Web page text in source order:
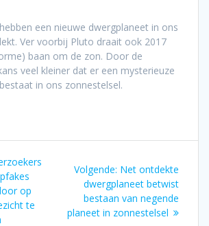
een nieuwe dwergplaneet in ons
Ver voorbij Pluto draait ook 2017
baan om de zon. Door de
veel kleiner dat er een mysterieuze
in ons zonnestelsel.
op
te
Volgende: Volgend
bericht:
Net ontdekte
dwergplaneet betwist
bestaan van negende
planeet in zonnestelsel